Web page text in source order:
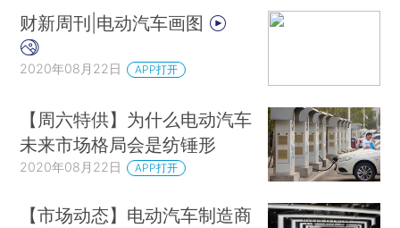
财新周刊|电动汽车画图
2020年08月22日 APP打开
【周六特供】为什么电动汽车
未来市场格局会是纺锤形
2020年08月22日 APP打开
【市场动态】电动汽车制造商